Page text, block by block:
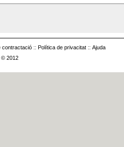
contractació :: Política de privacitat :: Ajuda
© 2012